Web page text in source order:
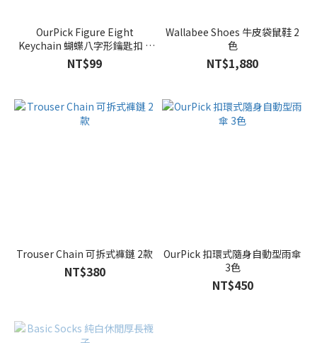
OurPick Figure Eight
Keychain 蝴蝶八字形鑰匙扣 2
色
NT$99
Wallabee Shoes 牛皮袋鼠鞋 2
色
NT$1,880
Trouser Chain 可拆式褲鏈 2款
NT$380
OurPick 扣環式隨身自動型雨傘
3色
NT$450